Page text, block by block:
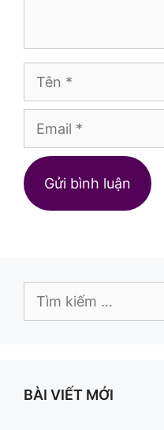
Trang
web
kiếm
BÀI VIẾT MỚI